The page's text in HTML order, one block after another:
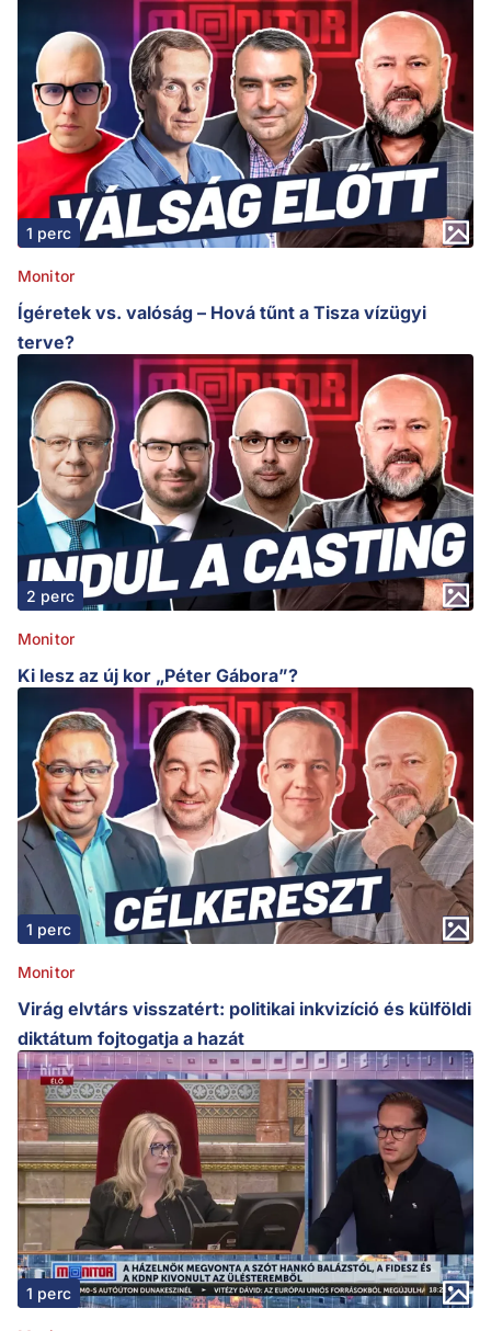
1 perc
Monitor
Ígéretek vs. valóság – Hová tűnt a Tisza vízügyi
terve?
2 perc
Monitor
Ki lesz az új kor „Péter Gábora”?
1 perc
Monitor
Virág elvtárs visszatért: politikai inkvizíció és külföldi
diktátum fojtogatja a hazát
1 perc